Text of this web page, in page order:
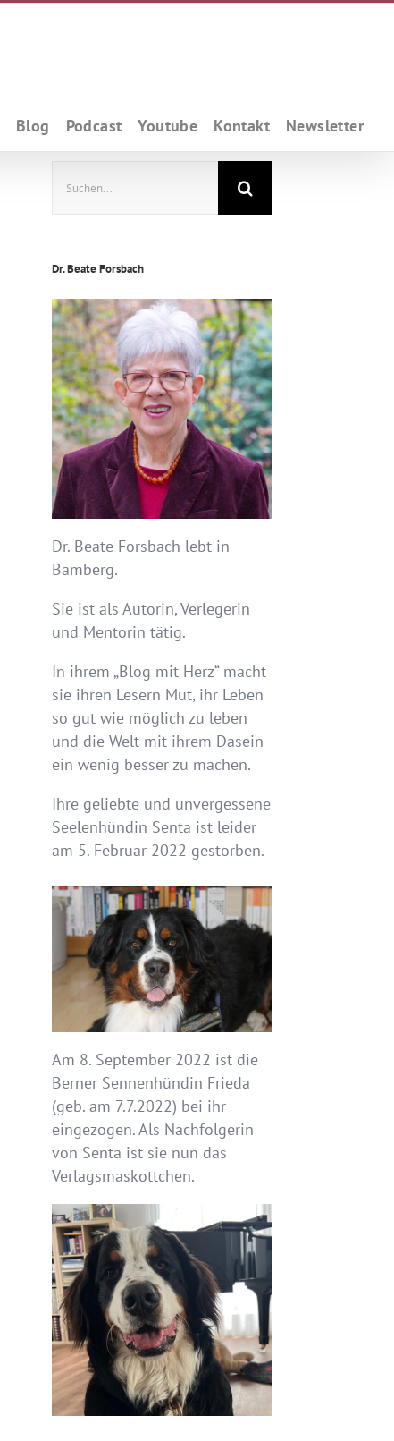
Blog Podcast Youtube Kontakt Newsletter
nach:
Dr. Beate Forsbach
Dr. Beate Forsbach lebt in
Bamberg.
Sie ist als Autorin, Verlegerin
und Mentorin tätig.
In ihrem „Blog mit Herz“ macht
sie ihren Lesern Mut, ihr Leben
so gut wie möglich zu leben
und die Welt mit ihrem Dasein
ein wenig besser zu machen.
Ihre geliebte und unvergessene
Seelenhündin Senta ist leider
am 5. Februar 2022 gestorben.
Am 8. September 2022 ist die
Berner Sennenhündin Frieda
(geb. am 7.7.2022) bei ihr
eingezogen. Als Nachfolgerin
von Senta ist sie nun das
Verlagsmaskottchen.